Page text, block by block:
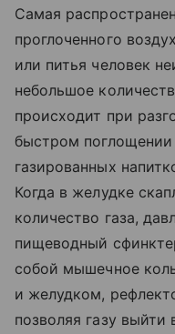
Самая
проглоченного
или питья человек
небольшое
происходит при
быстром
газированных
Когда в желудке
количество газа,
пищеводный
собой мышечное
и желудком,
позволяя газу